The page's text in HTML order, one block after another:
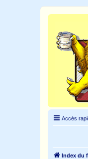
Accès
Index du